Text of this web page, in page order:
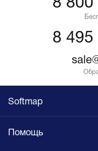
8 800
8 495
Softmap
Помощь